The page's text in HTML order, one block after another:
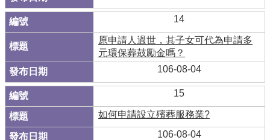
14
原申請人過世，其子女可代為申請多
元環保葬鼓勵金嗎？
106-08-04
15
如何申請設立殯葬服務業?
106-08-04